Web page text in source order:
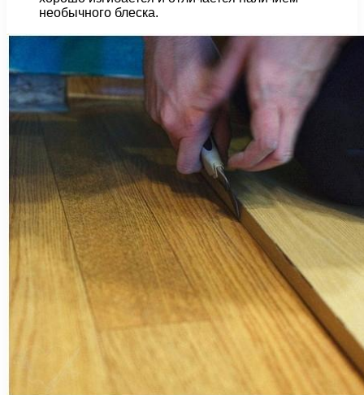
необычного блеска.